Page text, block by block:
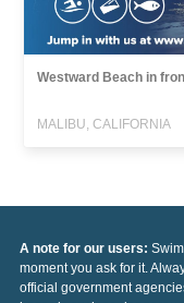
Westward Beach in
MALIBU, CALIFORNIA
A note for our users:
moment you ask for it.
official government